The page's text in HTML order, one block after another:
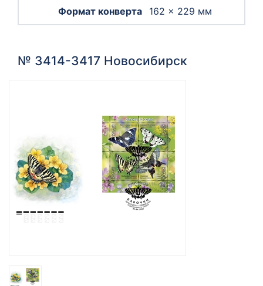
162 × 229 мм
№ 3414-3417 Новосибирск